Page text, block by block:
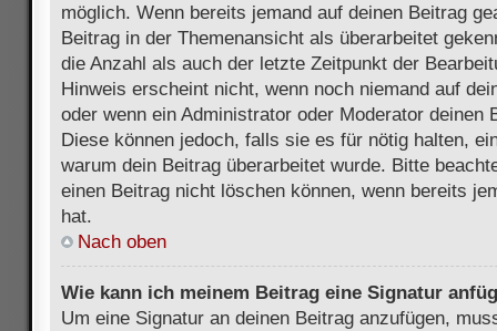
möglich. Wenn bereits jemand auf deinen Beitrag
Beitrag in der Themenansicht als überarbeitet
die Anzahl als auch der letzte Zeitpunkt der
Hinweis erscheint nicht, wenn noch niemand auf
oder wenn ein Administrator oder Moderator deinen
Diese können jedoch, falls sie es für nötig halten,
warum dein Beitrag überarbeitet wurde. Bitte
einen Beitrag nicht löschen können, wenn bereits
hat.
Nach oben
Wie kann ich meinem Beitrag eine Signatur
Um eine Signatur an deinen Beitrag anzufügen,